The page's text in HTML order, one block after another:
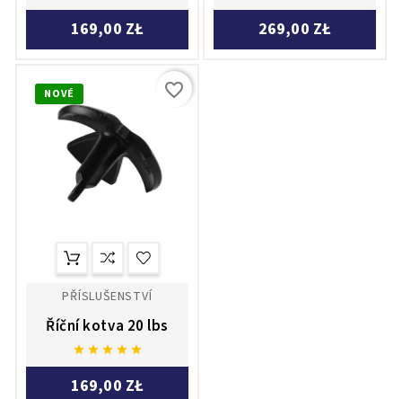
169,00 ZŁ 269,00 ZŁ
NOVÉ
PŘÍSLUŠENSTVÍ
Říční kotva 20 lbs
    
169,00 ZŁ
favorite_border